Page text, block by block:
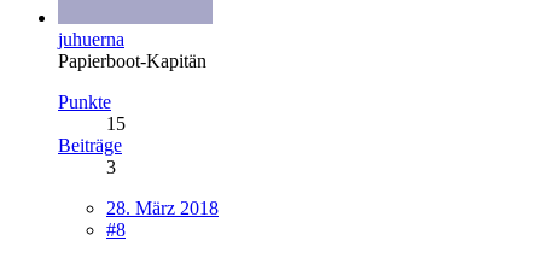
juhuerna
Papierboot-Kapitän
Punkte
15
Beiträge
3
28. März 2018
#8